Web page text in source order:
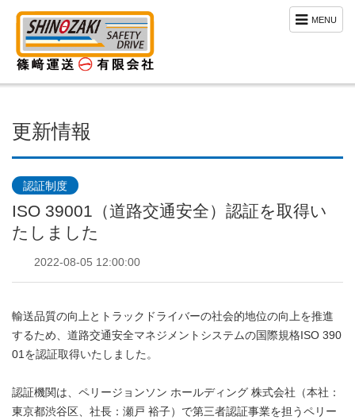
MENU
更新情報
認証制度
ISO 39001（道路交通安全）認証を取得い
たしました
2022-08-05 12:00:00
輸送品質の向上とトラックドライバーの社会的地位の向上を推進
するため、道路交通安全マネジメントシステムの国際規格ISO 390
01を認証取得いたしました。
認証機関は、ペリージョンソン ホールディング 株式会社（本社：
東京都渋谷区、社長：瀬戸 裕子）で第三者認証事業を担うペリー